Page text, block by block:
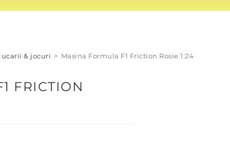
& jocuri > Masina Formula F1 Friction Rosie 1:24
FRICTION